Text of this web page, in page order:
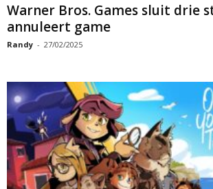
Warner Bros. Games sluit drie
annuleert game
Randy - 27/02/2025